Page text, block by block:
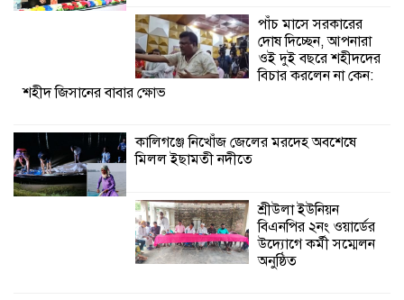
অনুষ্ঠিত
পাঁচ মাসে সরকারের
দোষ দিচ্ছেন, আপনারা
ওই দুই বছরে শহীদদের
বিচার করলেন না কেন:
শহীদ জিসানের বাবার ক্ষোভ
কালিগঞ্জে নিখোঁজ জেলের মরদেহ অবশেষে
মিলল ইছামতী নদীতে
শ্রীউলা ইউনিয়ন
বিএনপির ২নং ওয়ার্ডের
উদ্যোগে কর্মী সম্মেলন
অনুষ্ঠিত